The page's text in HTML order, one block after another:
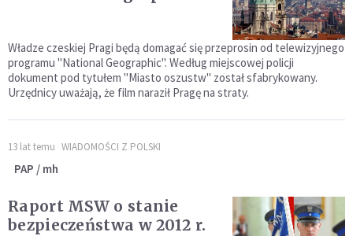
Władze czeskiej Pragi będą domagać się przeprosin od telewizyjnego
programu "National Geographic". Według miejscowej policji
dokument pod tytułem "Miasto oszustw" został sfabrykowany.
Urzędnicy uważają, że film naraził Pragę na straty.
13 lat temu WIADOMOŚCI Z POLSKI
PAP / mh
Raport MSW o stanie
bezpieczeństwa w 2012 r.